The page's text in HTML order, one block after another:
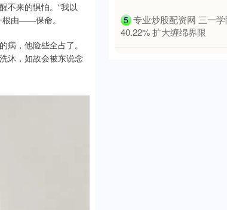
不来的惧怕。“我以
根由——保命。
，他险些全占了。
沐，如故会被东说念
5 专业炒股配资网 三一
40.22% 扩大缠绵界限